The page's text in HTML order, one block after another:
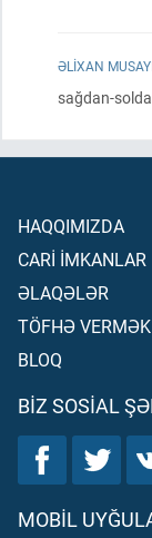
ƏLIXAN
sağdan-
HAQQIMIZDA
CARİ İMKANLAR
ƏLAQƏLƏR
TÖFHƏ VERMƏK
BLOQ
BIZ SOSIAL
MOBIL